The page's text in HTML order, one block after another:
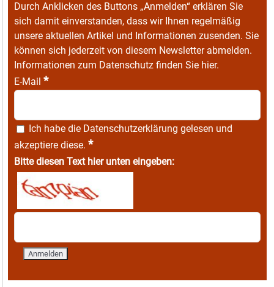
Durch Anklicken des Buttons „Anmelden“ erklären Sie
sich damit einverstanden, dass wir Ihnen regelmäßig
unsere aktuellen Artikel und Informationen zusenden. Sie
können sich jederzeit von diesem Newsletter abmelden.
Informationen zum Datenschutz finden Sie hier.
E-Mail *
Ich habe die Datenschutzerklärung gelesen und
akzeptiere diese. *
Bitte diesen Text hier unten eingeben: